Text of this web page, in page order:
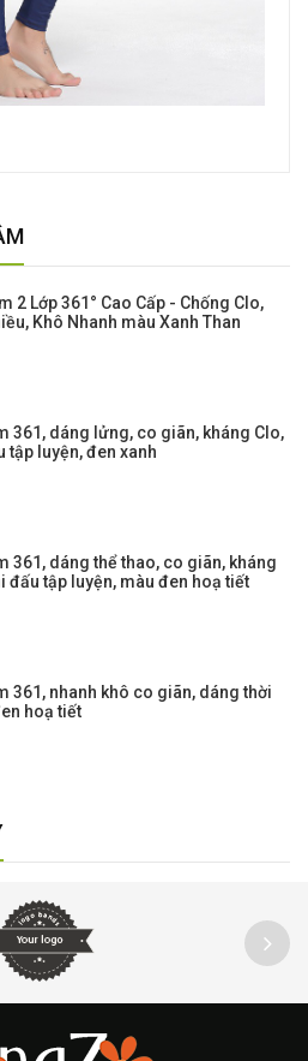
2 Lớp 361° Cao Cấp - Chống Clo,
Khô Nhanh màu Xanh Than
361, dáng lửng, co giãn, kháng Clo,
tập luyện, đen xanh
361, dáng thể thao, co giãn, kháng
đấu tập luyện, màu đen hoạ tiết
361, nhanh khô co giãn, dáng thời
hoạ tiết